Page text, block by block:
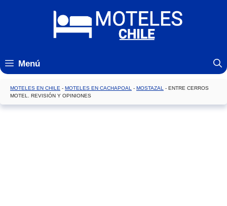
Menú
MOTELES EN CHILE - MOTELES EN CACHAPOAL - MOSTAZAL - ENTRE CERROS
MOTEL. REVISIÓN Y OPINIONES